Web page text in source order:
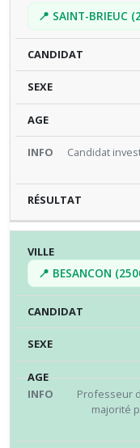
📍 SAINT-BRIEUC
Candidat
📍 BESANCON
Professeur
majorité